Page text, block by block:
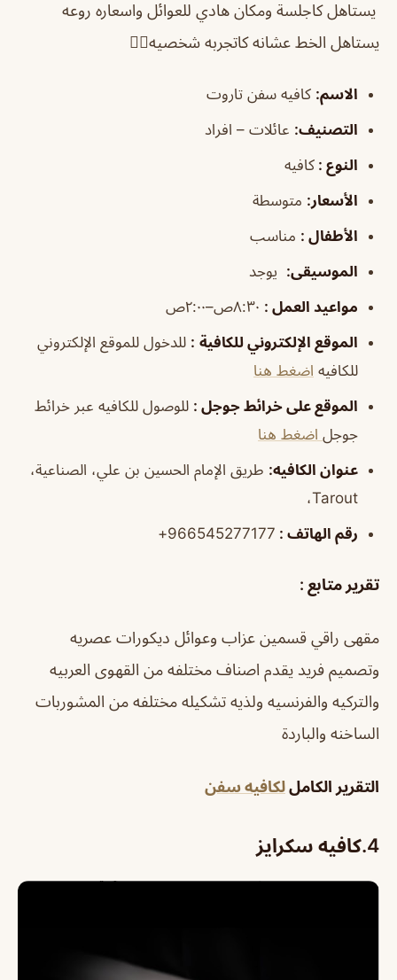
يستاهل كاجلسة ومكان هادي للعوائل واسعاره روعه
يستاهل الخط عشانه كاتجربه شخصيه👌🏻
الاسم: كافيه سفن تاروت
التصنيف: عائلات – افراد
النوع : كافيه
الأسعار: متوسطة
الأطفال : مناسب
الموسيقى: يوجد
مواعيد العمل : ٨:٣٠ص–٢:٠٠ص
الموقع الإلكتروني للكافية : للدخول للموقع الإلكتروني
للكافيه اضغط هنا
الموقع على خرائط جوجل : للوصول للكافيه عبر خرائط
جوجل اضغط هنا
عنوان الكافيه: طريق الإمام الحسين بن علي، الصناعية،
Tarout،
رقم الهاتف : 966545277177+
تقرير متابع :
مقهى راقي قسمين عزاب وعوائل ديكورات عصريه
وتصميم فريد يقدم اصناف مختلفه من القهوى العربيه
والتركيه والفرنسيه ولذيه تشكيله مختلفه من المشوربات
الساخنه والباردة
التقرير الكامللكافيه سفن
4. كافيه سكرايز